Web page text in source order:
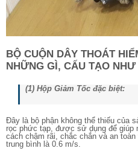
BỘ CUỘN DÂY THOÁT
NHỮNG GÌ, CẤU TẠO
(1) Hộp Giảm Tốc đặc biệt:
Đây là bộ phận không thể thiếu của
rọc phức tạp, được sử dụng để
cách chậm rãi, chắc chắn và an
trung bình là 0.6 m/s.